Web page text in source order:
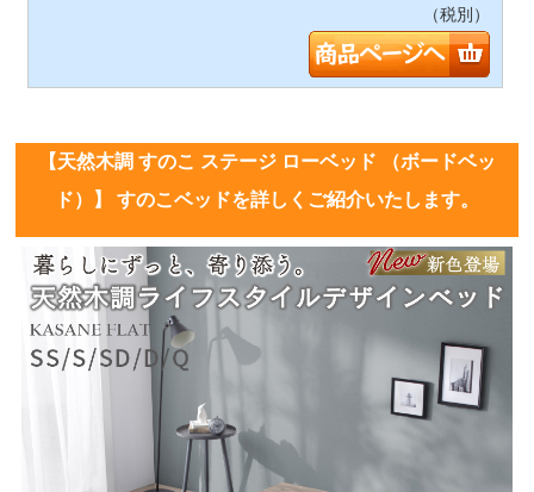
（税別）
【天然木調 すのこ ステージ ローベッド （ボードベッ
ド）】 すのこベッドを詳しくご紹介いたします。